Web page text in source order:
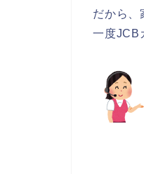
だから、
一度JCB